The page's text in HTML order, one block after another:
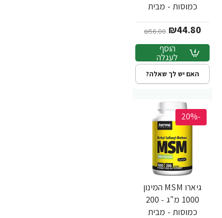
כמוסות - מבית
₪44.80
₪56.00
הוסף
לעגלה
האם יש לך שאלה?
-20%
גיארו MSM המינון
1000 מ"ג - 200
כמוסות - מבית